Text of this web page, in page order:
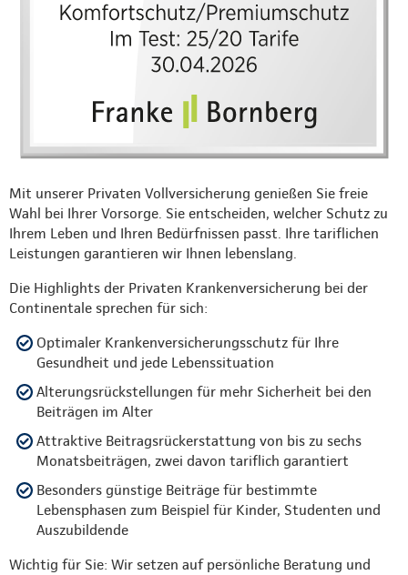
Mit unserer Privaten Vollversicherung genießen Sie freie
Wahl bei Ihrer Vorsorge. Sie entscheiden, welcher Schutz zu
Ihrem Leben und Ihren Bedürfnissen passt. Ihre tariflichen
Leistungen garantieren wir Ihnen lebenslang.
Die Highlights der Privaten Krankenversicherung bei der
Continentale sprechen für sich:
Optimaler Krankenversicherungsschutz für Ihre
Gesundheit und jede Lebenssituation
Alterungsrückstellungen für mehr Sicherheit bei den
Beiträgen im Alter
Attraktive Beitragsrückerstattung von bis zu sechs
Monatsbeiträgen, zwei davon tariflich garantiert
Besonders günstige Beiträge für bestimmte
Lebensphasen zum Beispiel für Kinder, Studenten und
Auszubildende
Wichtig für Sie: Wir setzen auf persönliche Beratung und